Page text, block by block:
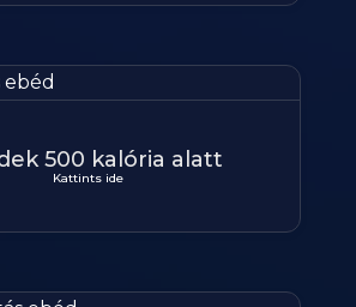
500 kalória alatt
Kattints ide